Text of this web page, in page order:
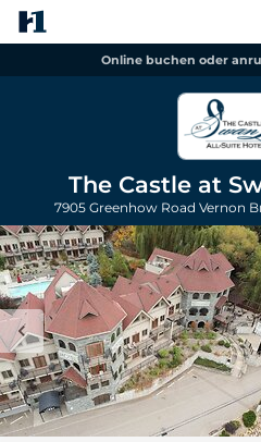
Online buchen oder
The Castle at
7905 Greenhow Road Vernon